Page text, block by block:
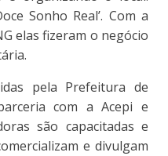
Sonho Real’. Com a
elas fizeram o negócio
pela Prefeitura de
com a Acepi e
são capacitadas e
e divulgam